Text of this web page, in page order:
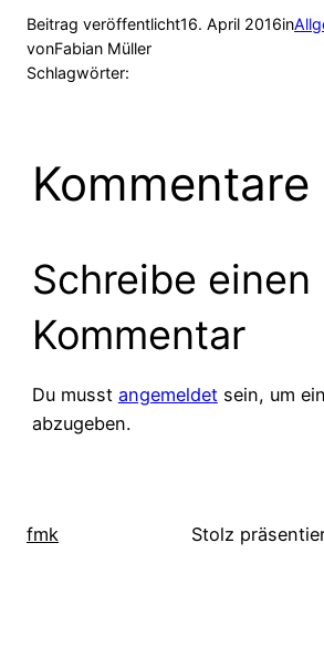
Beitrag veröffentlicht16. April 2016in
vonFabian Müller
Schlagwörter:
Kommentare
Schreibe einen
Kommentar
Du musst angemeldetsein, um
abzugeben.
fmk Stolz